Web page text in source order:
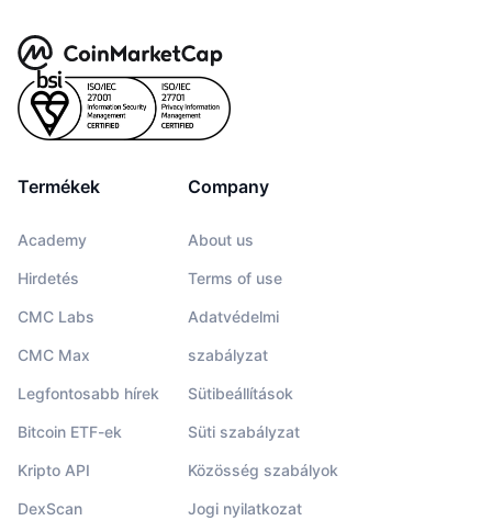
Termékek
Academy
Hirdetés
CMC Labs
CMC Max
Legfontosabb hírek
Bitcoin ETF-ek
Kripto API
DexScan
Company
About us
Terms of use
Adatvédelmi
szabályzat
Sütibeállítások
Süti szabályzat
Közösség szabályok
Jogi nyilatkozat